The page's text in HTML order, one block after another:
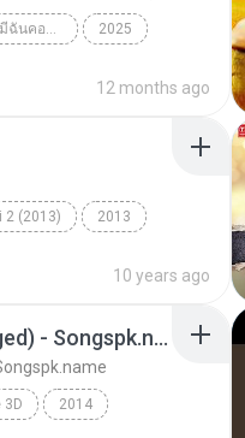
ทุกการเติบโตของเธอจะมีฉันคอยซัพพอร์ตเสมอ - FULL , [เนื้อเพลง] 2025
12 months ago
2 (2013) 2013
10 years ago
Sawan Aaya Hai (Unplugged) - Songspk.name
3D 2014